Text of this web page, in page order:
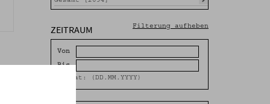
ZEITRAUM Filterung aufheben
Von
Bis
Format: (DD.MM.YYYY)